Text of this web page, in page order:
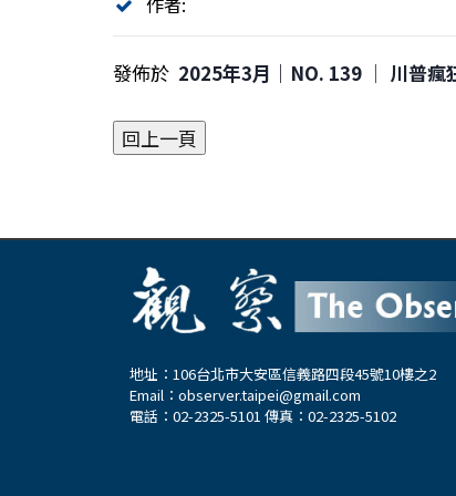
發佈於 2025年3月｜NO. 139 │ 川普瘋
地址：106台北市大安區信義路四段45號10樓之2
Email： observer.taipei@gmail.com
電話：02-2325-5101 傳真：02-2325-5102